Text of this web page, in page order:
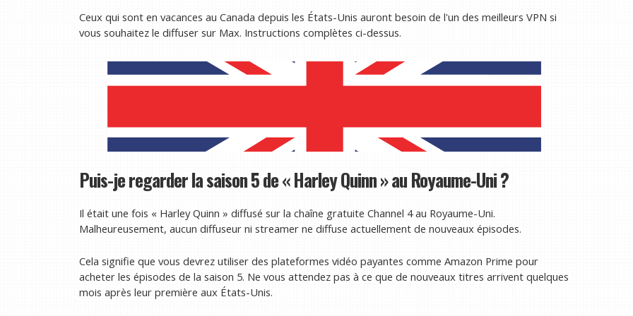
Ceux qui sont en vacances au Canada depuis les États-Unis auront besoin de l'un des meilleurs VPN si
vous souhaitez le diffuser sur Max. Instructions complètes ci-dessus.
Puis-je regarder la saison 5 de « Harley Quinn » au Royaume-Uni ?
Il était une fois « Harley Quinn » diffusé sur la chaîne gratuite Channel 4 au Royaume-Uni.
Malheureusement, aucun diffuseur ni streamer ne diffuse actuellement de nouveaux épisodes.
Cela signifie que vous devrez utiliser des plateformes vidéo payantes comme Amazon Prime pour
acheter les épisodes de la saison 5. Ne vous attendez pas à ce que de nouveaux titres arrivent quelques
mois après leur première aux États-Unis.